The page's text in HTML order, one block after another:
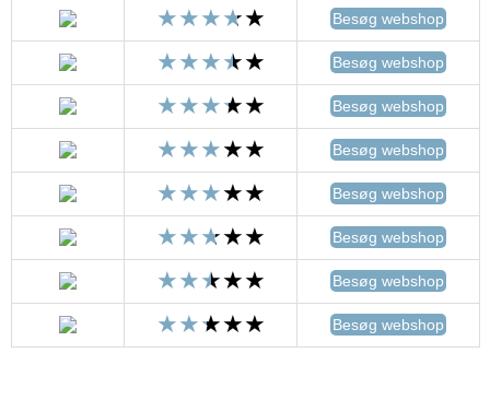
Besøg webshop
Besøg webshop
Besøg webshop
Besøg webshop
Besøg webshop
Besøg webshop
Besøg webshop
Besøg webshop